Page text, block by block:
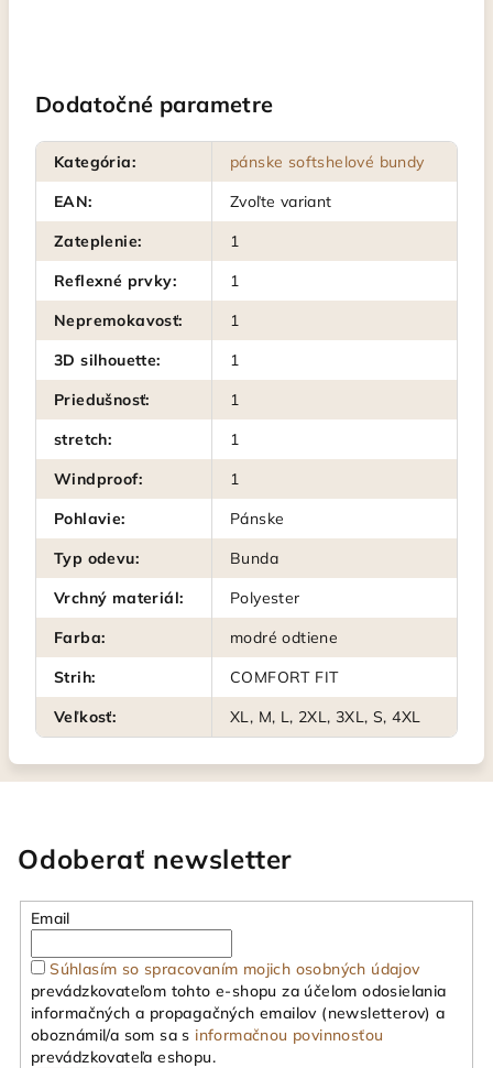
Dodatočné parametre
Kategória:
pánske softshelové bundy
EAN:
Zvoľte variant
Zateplenie:
1
Reflexné prvky:
1
Nepremokavosť:
1
3D silhouette:
1
Priedušnosť:
1
stretch:
1
Windproof:
1
Pohlavie:
Pánske
Typ odevu:
Bunda
Vrchný materiál:
Polyester
Farba:
modré odtiene
Strih:
COMFORT FIT
Veľkosť: XL, M, L, 2XL, 3XL, S, 4XL
Odoberať newsletter
Email
Súhlasím so spracovaním mojich osobných údajov
prevádzkovateľom tohto e-shopu za účelom odosielania
informačných a propagačných emailov (newsletterov) a
oboznámil/a som sa s informačnou povinnosťou
prevádzkovateľa eshopu.